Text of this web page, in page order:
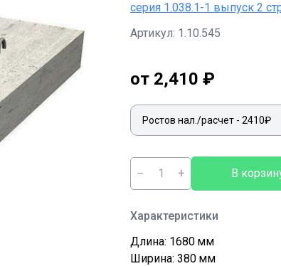
серия 1.038.1-1 выпуск 2
Артикул: 1.10.545
от 2,410 ₽
− + В
Характеристики
Длина: 1680 мм
Ширина: 380 мм